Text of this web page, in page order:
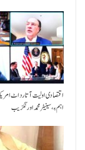
اقتصادی اولیت آتا رد اٹ
اہم ءِ،سینیٹر محمد اورنگزیب